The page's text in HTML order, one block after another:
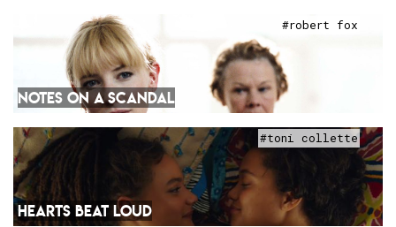
#robert fox
NOTES ON A SCANDAL
#toni collette
HEARTS BEAT LOUD